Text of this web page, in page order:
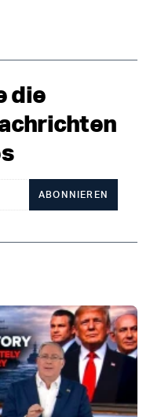
die
ABONNIEREN